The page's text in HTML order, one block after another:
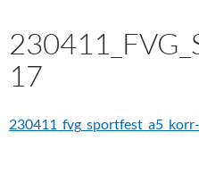
Inhalt
springen
17